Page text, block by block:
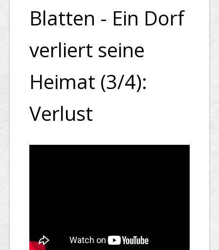
Blatten - Ein Dorf
verliert seine
Heimat (3/4):
Verlust